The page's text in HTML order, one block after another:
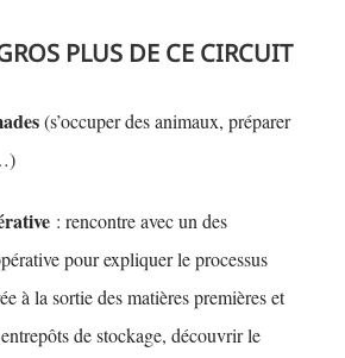
PLUS DE CE CIRCUIT
(s’occuper des animaux, préparer
: rencontre avec un des
pour expliquer le processus
à la sortie des matières premières et
de stockage, découvrir le